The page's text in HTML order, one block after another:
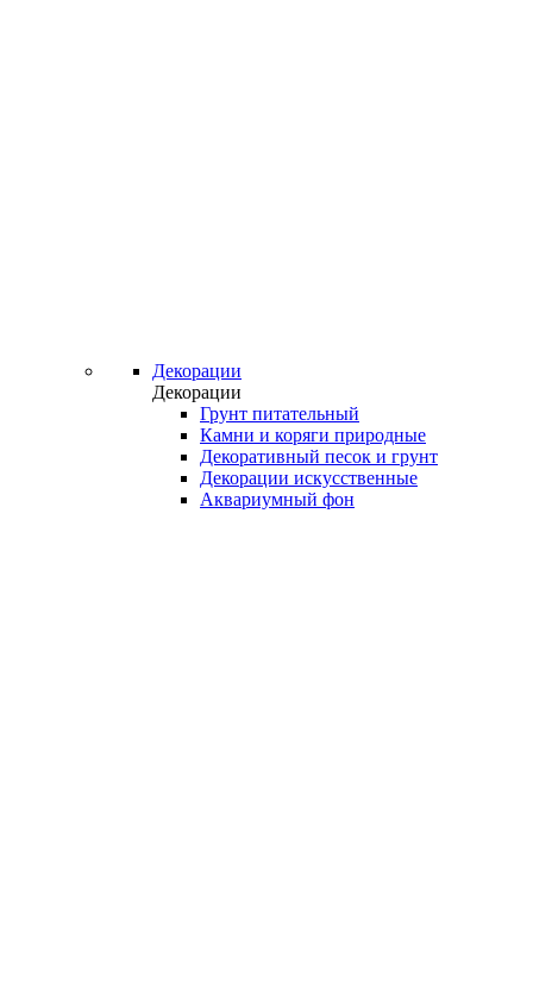
Декорации
Декорации
Грунт питательный
Камни и коряги природные
Декоративный песок и грунт
Декорации искусственные
Аквариумный фон